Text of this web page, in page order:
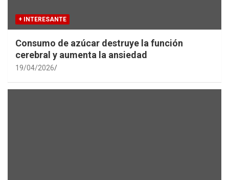
+ INTERESANTE
Consumo de azúcar destruye la función
cerebral y aumenta la ansiedad
19/04/2026